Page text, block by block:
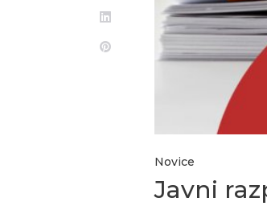
Novice
Javni